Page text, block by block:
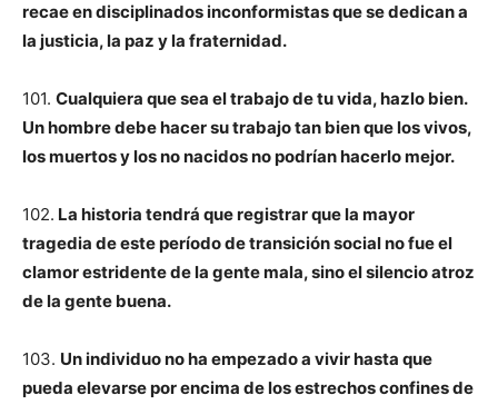
recae en disciplinados inconformistas que se dedican a
la justicia, la paz y la fraternidad.
101. Cualquiera que sea el trabajo de tu vida, hazlo bien.
Un hombre debe hacer su trabajo tan bien que los vivos,
los muertos y los no nacidos no podrían hacerlo mejor.
102. La historia tendrá que registrar que la mayor
tragedia de este período de transición social no fue el
clamor estridente de la gente mala, sino el silencio atroz
de la gente buena.
103. Un individuo no ha empezado a vivir hasta que
pueda elevarse por encima de los estrechos confines de